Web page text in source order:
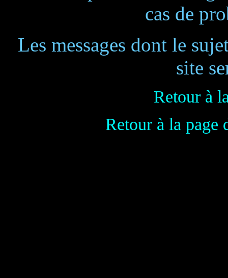
cas de
Les messages dont le
site
Retour à
Retour à la page